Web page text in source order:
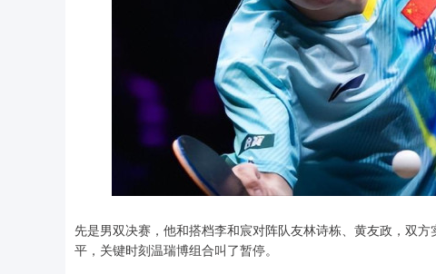
先是男双决赛，他和搭档李和宸对阵队友林诗栋、黄友政，双
平，关键时刻温瑞博组合叫了暂停。